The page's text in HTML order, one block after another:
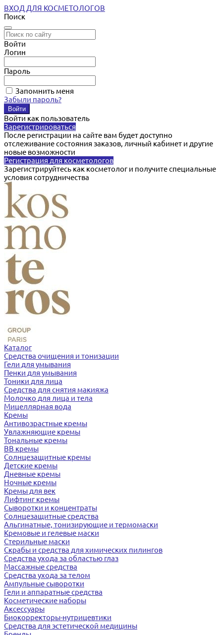
ВХОД ДЛЯ КОСМЕТОЛОГОВ
Поиск
Войти
Логин
Пароль
Запомнить меня
Забыли пароль?
Войти как пользователь
Зарегистрироваться
После регистрации на сайте вам будет доступно
отслеживание состояния заказов, личный кабинет и другие
новые возможности
Регистрация для косметологов
Зарегистрируйтесь как косметолог и получите специальные
условия сотрудничества
Каталог
Средства очищения и тонизации
Гели для умывания
Пенки для умывания
Тоники для лица
Средства для снятия макияжа
Молочко для лица и тела
Мицеллярная вода
Кремы
Антивозрастные кремы
Увлажняющие кремы
Тональные кремы
BB кремы
Солнцезащитные кремы
Детские кремы
Дневные кремы
Ночные кремы
Кремы для век
Лифтинг кремы
Сыворотки и концентраты
Солнцезащитные средства
Альгинатные, тонизирующие и термомаски
Кремовые и гелевые маски
Стерильные маски
Скрабы и средства для химических пилингов
Средства ухода за областью глаз
Массажные средства
Средства ухода за телом
Ампульные сыворотки
Гели и аппаратные средства
Косметические наборы
Аксессуары
Биокорректоры-нутрицевтики
Средства для эстетической медицины